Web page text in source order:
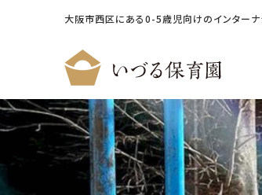
大阪市西区にある0-5歳児向けのインターナ